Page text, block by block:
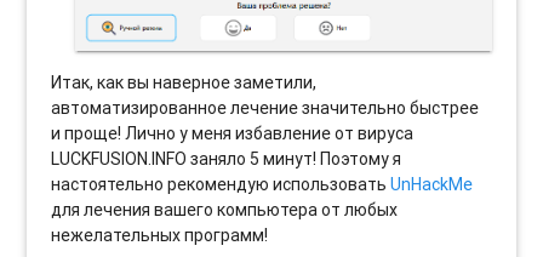
Итак, как вы наверное заметили,
автоматизированное лечение значительно быстрее
и проще! Лично у меня избавление от вируса
LUCKFUSION.INFO заняло 5 минут! Поэтому я
настоятельно рекомендую использоватьUnHackMe
для лечения вашего компьютера от любых
нежелательных программ!